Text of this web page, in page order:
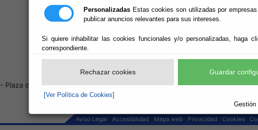
Personalizadas Estas cookies son utilizadas por
publicar anuncios relevantes para sus intereses.
Si quiere inhabilitar las cookies funcionales y/o personalizadas, haga
correspondiente.
Rechazar cookies Guardar
[Ver Política de Cookies]
Gestión
- Plaza de los Filabres, 7 04889 Bacares (Almería) - Telef.: 950.421.016 Fax:
Aviso Legal Accesibilidad Mapa web Privacidad Cookies